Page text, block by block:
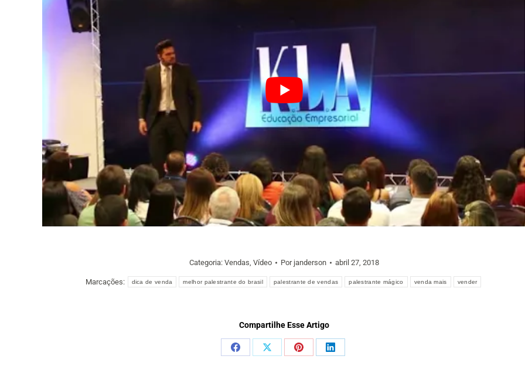
Categoria: Vendas, Vídeo Por janderson abril 27, 2018
Marcações: dica de venda melhor palestrante do brasil palestrante de vendas palestrante mágico venda mais vender
Compartilhe Esse Artigo
Share
Share
Share
Share